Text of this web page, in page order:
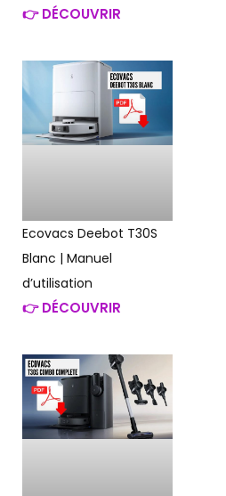
👉 DÉCOUVRIR
Ecovacs Deebot T30S
Blanc | Manuel
d’utilisation
👉 DÉCOUVRIR